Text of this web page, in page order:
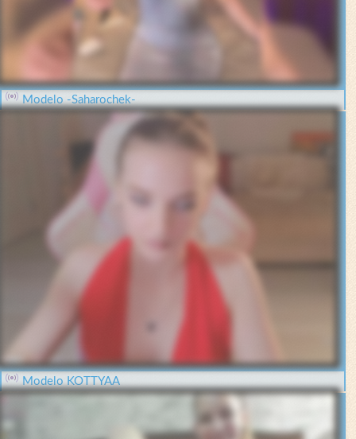
Modelo -Saharochek-
Modelo KOTTYAA